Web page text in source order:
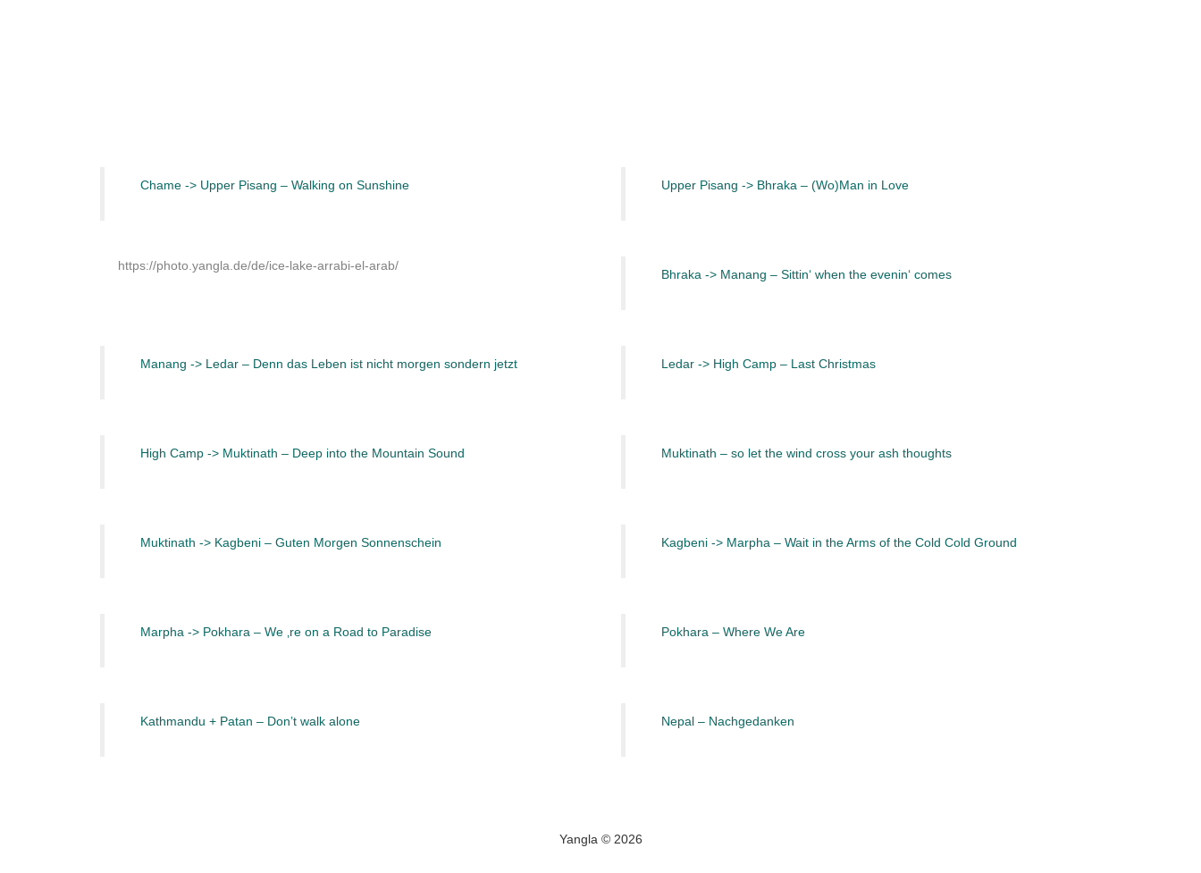
Chame -> Upper Pisang – Walking on Sunshine Upper Pisang -> Bhraka – (Wo)Man in Love
https://photo.yangla.de/de/ice-lake-arrabi-el-arab/
Bhraka -> Manang – Sittin‘ when the evenin‘ comes
Manang -> Ledar – Denn das Leben ist nicht morgen sondern jetzt Ledar -> High Camp – Last Christmas
High Camp -> Muktinath – Deep into the Mountain Sound Muktinath – so let the wind cross your ash thoughts
Muktinath -> Kagbeni – Guten Morgen Sonnenschein Kagbeni -> Marpha – Wait in the Arms of the Cold Cold Ground
Marpha -> Pokhara – We ‚re on a Road to Paradise Pokhara – Where We Are
Kathmandu + Patan – Don’t walk alone Nepal – Nachgedanken
Yangla © 2026